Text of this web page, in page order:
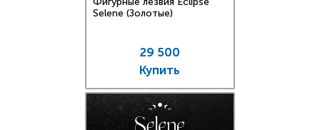
Selene (Золотые)
29 500
Купить